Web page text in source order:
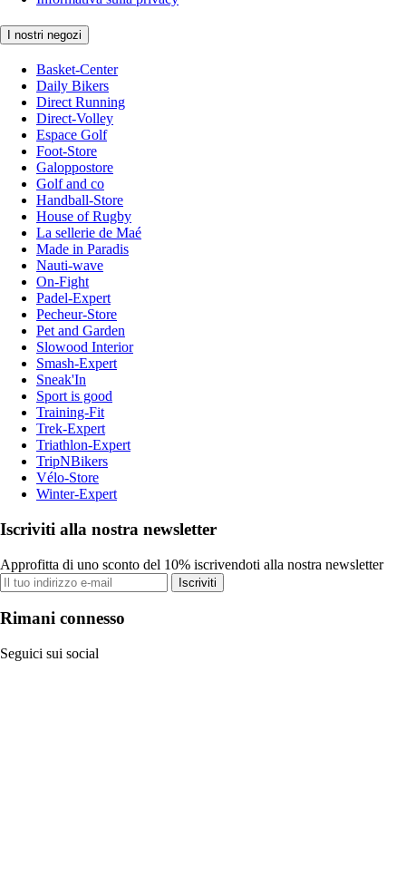
I nostri negozi
Basket-Center
Daily Bikers
Direct Running
Direct-Volley
Espace Golf
Foot-Store
Galoppostore
Golf and co
Handball-Store
House of Rugby
La sellerie de Maé
Made in Paradis
Nauti-wave
On-Fight
Padel-Expert
Pecheur-Store
Pet and Garden
Slowood Interior
Smash-Expert
Sneak'In
Sport is good
Training-Fit
Trek-Expert
Triathlon-Expert
TripNBikers
Vélo-Store
Winter-Expert
Iscriviti alla nostra newsletter
Approfitta di uno sconto del 10% iscrivendoti alla nostra newsletter
Iscriviti
Rimani connesso
Seguici sui social